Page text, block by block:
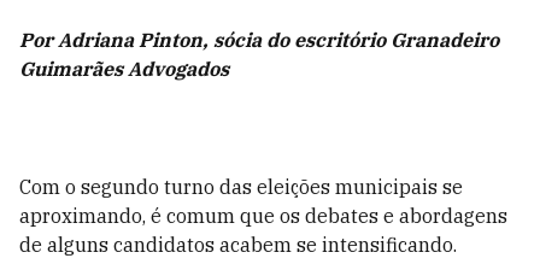
Por Adriana Pinton, sócia do escritório Granadeiro
Guimarães Advogados
Com o segundo turno das eleições municipais se
aproximando, é comum que os debates e abordagens
de alguns candidatos acabem se intensificando.